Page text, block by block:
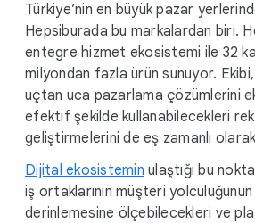
Türkiye’nin en büyük pazar
Hepsiburada bu markalardan biri.
entegre hizmet ekosistemi ile 32
milyondan fazla ürün sunuyor.
uçtan uca pazarlama çözümlerini
efektif şekilde kullanabilecekleri
geliştirmelerini de eş zamanlı
Dijital ekosistemin ulaştığı bu
iş ortaklarının müşteri yolculuğunun
derinlemesine ölçebilecekleri ve